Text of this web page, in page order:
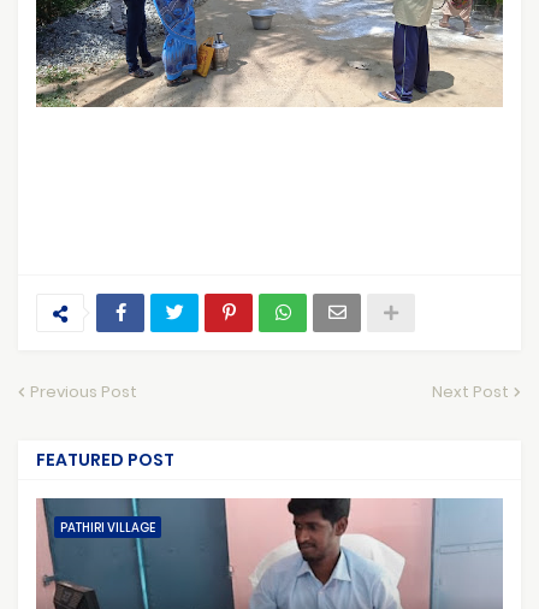
Previous Post Next Post
FEATURED POST
PATHIRI VILLAGE